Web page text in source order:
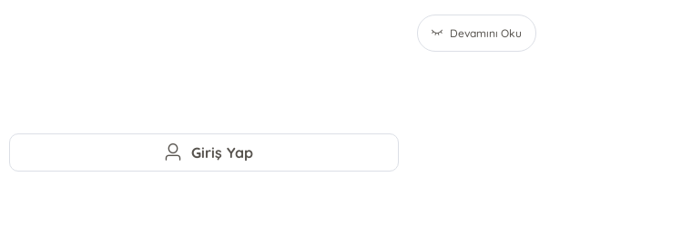
Devamını Oku
Giriş Yap